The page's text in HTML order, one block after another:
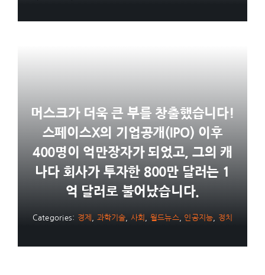
머스크가 더욱 큰 부를 창출했습니다!
스페이스X의 기업공개(IPO) 이후
400명이 억만장자가 되었고, 그의 캐
나다 회사가 투자한 800만 달러는 1
억 달러로 불어났습니다.
Categories: 경제 과학기술 사회 월드뉴스, 인공지능 정치